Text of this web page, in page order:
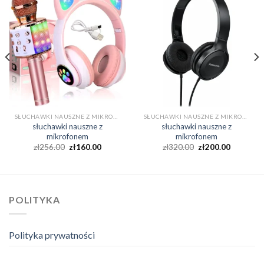
słuchawki nauszne z
mikrofonem
zł256.00 zł160.00
słuchawki nauszne z
mikrofonem
zł320.00 zł200.00
POLITYKA
Polityka prywatności